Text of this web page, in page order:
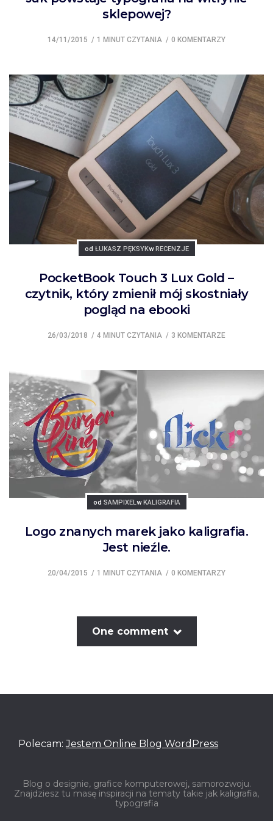
sklepowej?
14/11/2015 1 MINUT CZYTANIA 0 KOMENTARZY
Posted
od ŁUKASZ PĘKSYKPosted
w RECENZJE
PocketBook Touch 3 Lux Gold –
czytnik, który zmienił mój skostniały
pogląd na ebooki
26/03/2018 4 MINUT CZYTANIA 3 KOMENTARZE
Posted
od SAMPIXELPosted
w KALIGRAFIA
Logo znanych marek jako kaligrafia.
Jest nieźle.
20/04/2015 1 MINUT CZYTANIA 0 KOMENTARZY
One comment
Polecam:Jestem Online Blog WordPress
Blog o designie, grafice komputerowej, samorozwoju.
Znajdziesz tu masę inspiracji na tematy takie jak kaligrafia,
typografia